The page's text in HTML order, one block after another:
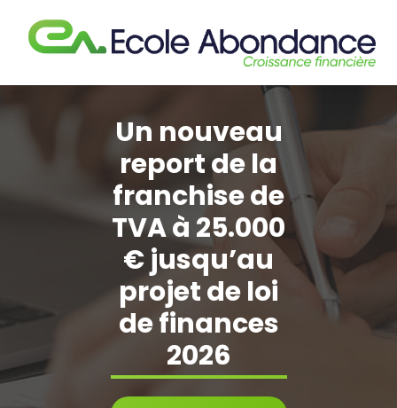
contenu
Un nouveau
report de la
franchise de
TVA à 25.000
€ jusqu’au
projet de loi
de finances
2026